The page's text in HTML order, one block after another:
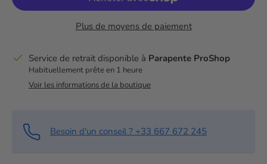
Plus de moyens de paiement
Service de retrait disponible à Parapente ProShop
Habituellement prête en 1 heure
Voir les informations de la boutique
Besoin d'un conseil ? +33 667 672 245